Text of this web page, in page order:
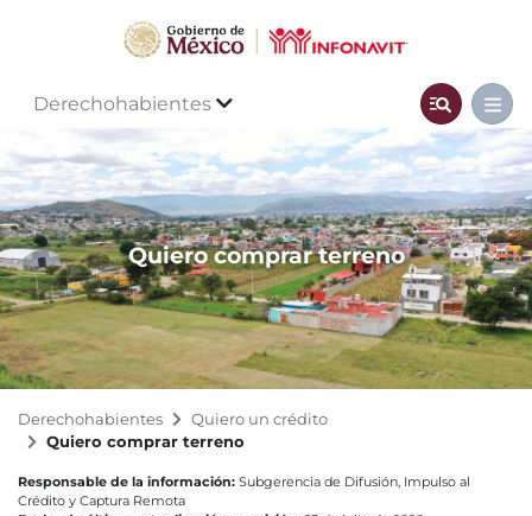
Derechohabientes
Quiero comprar terreno
Derechohabientes
Quiero un crédito
Quiero comprar terreno
Responsable de la información: Subgerencia de Difusión, Impulso al
Crédito y Captura Remota